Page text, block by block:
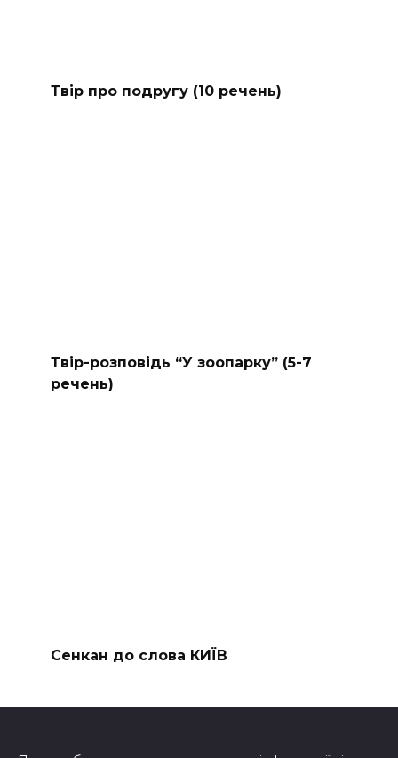
Твір про подругу (10 речень)
Твір-розповідь “У зоопарку” (5-7
речень)
Сенкан до слова КИЇВ